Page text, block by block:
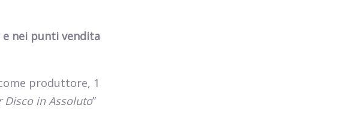
nei punti vendita
produttore, 1
Disco in Assoluto”